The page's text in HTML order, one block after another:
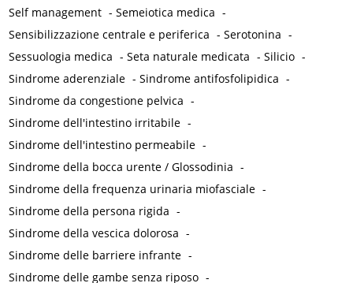
Self management -Semeiotica medica -
Sensibilizzazione centrale e periferica -Serotonina -
Sessuologia medica -Seta naturale medicata -Silicio -
Sindrome aderenziale -Sindrome antifosfolipidica -
Sindrome da congestione pelvica -
Sindrome dell'intestino irritabile -
Sindrome dell'intestino permeabile -
Sindrome della bocca urente / Glossodinia -
Sindrome della frequenza urinaria miofasciale -
Sindrome della persona rigida -
Sindrome della vescica dolorosa -
Sindrome delle barriere infrante -
Sindrome delle gambe senza riposo -